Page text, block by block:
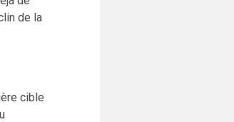
de la
cible